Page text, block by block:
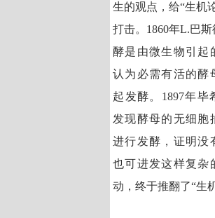
生的观点，给“生机
打击。1860年L.巴
酵是由微生物引起
认为必需有活的酵
起发酵。1897年毕
发现酵母的无细胞
进行发酵，证明没
也可进发这样复杂
动，终于推翻了“生